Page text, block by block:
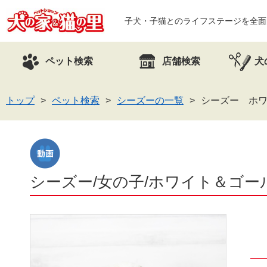
子犬・子猫とのライフステージを全
ペット検索 店舗検索 犬
トップ ペット検索 シーズーの一覧 シーズー ホ
シーズー/女の子/ホワイト＆ゴー